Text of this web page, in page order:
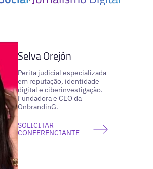
Selva Orejón
Perita judicial especializada
em reputação, identidade
digital e ciberinvestigação.
Fundadora e CEO da
OnbrandinG.
SOLICITAR
CONFERENCIANTE